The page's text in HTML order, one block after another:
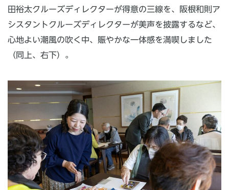
田裕太クルーズディレクターが得意の三線を、阪根和則ア
シスタントクルーズディレクターが美声を披露するなど、
心地よい潮風の吹く中、賑やかな一体感を満喫しました
（同上、右下）。